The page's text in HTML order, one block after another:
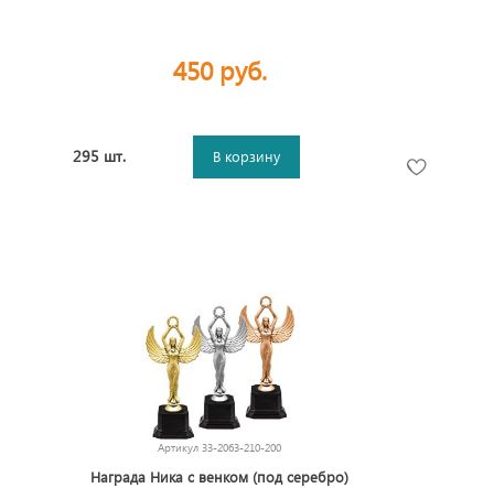
450 руб.
295 шт. В корзину
Артикул 33-2063-210-200
Награда Ника с венком (под серебро)